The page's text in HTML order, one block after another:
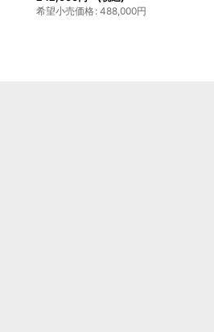
希望小売価格: 488,000円